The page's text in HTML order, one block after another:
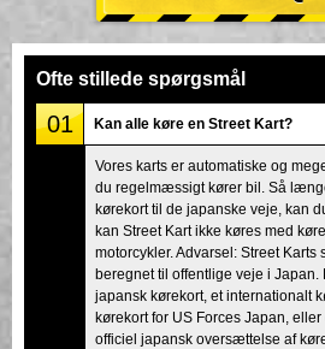
Stemme
Virksomhed
Tokyo Shinagawa
Tokyo Akihabara#2
Tokyo Shibuya Annex
Tokyo Asakusa
Okinawa
Ofte stillede spørgsmål
01 Kan alle køre en Street Kart?
Vores karts er automatiske og
du regelmæssigt kører bil. Så
kørekort til de japanske veje, kan
kan Street Kart ikke køres med
motorcykler. Advarsel: Street
beregnet til offentlige veje i Japan.
japansk kørekort, et internationalt
kørekort for US Forces Japan,
officiel japansk oversættelse af